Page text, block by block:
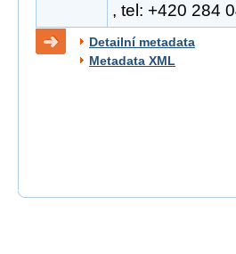
, tel: +420 284
Detailní metadata
Metadata XML